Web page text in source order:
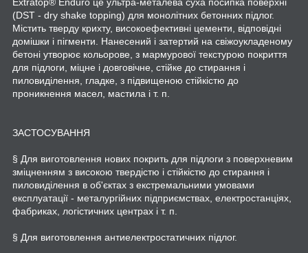
Extratop® Enduro це ультра-металева суха посипка поверхні
(DST - dry shake topping) для монолітних бетонних підлог.
Містить тверду крихту, високоефективні цементи, відповідні
домішки і пігменти. Нанесений і затертий на свіжоукладеному
бетоні утворює кольорове, з мармурової текстурою покриття
для підлоги, міцне і довговічне, стійке до стирання і
пиловиділення, гладке, з підвищеною стійкістю до
проникнення масел, мастила і т. п.
ЗАСТОСУВАННЯ
§ Для виготовлення нових покрить для підлоги з поверхневим
зміцненням з високою твердістю і стійкістю до стирання і
пиловиділення в об'єктах з екстремальними умовами
експлуатації - металургійних підприємствах, електростанціях,
фабриках, логістичних центрах і т. п.
§ Для виготовлення антиелектростатичних підлог.